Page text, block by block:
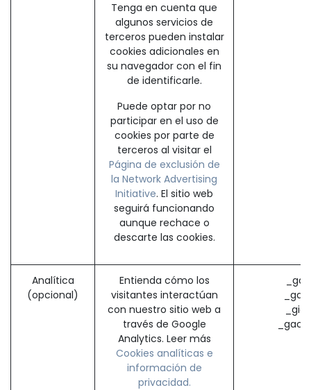
Tenga en cuenta que
algunos servicios de
terceros pueden instalar
cookies adicionales en
su navegador con el fin
de identificarle.
Puede optar por no
participar en el uso de
cookies por parte de
terceros al visitar el
Página de exclusión de
la Network Advertising
Initiative. El sitio web
seguirá funcionando
aunque rechace o
descarte las cookies.
Analítica
(opcional)
Entienda cómo los
visitantes interactúan
con nuestro sitio web a
través de Google
Analytics. Leer más
Cookies analíticas e
información de
privacidad.